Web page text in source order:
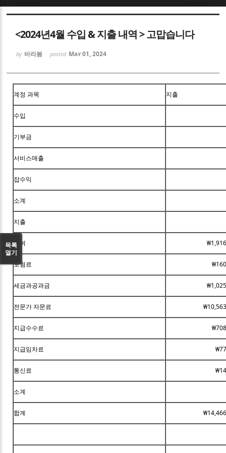
<2024년4월 수입 & 지출 내역 > 고맙습니다
by 바라봄 posted May 01, 2024
계정 과목 지출
수입
기부금
서비스매출
잡수익
소계
지출
급여
보험료
세금과공과금
전문가 자문료
지급수수료
지급임차료
통신료
소계
합계
목록
열기
Sketchbook5, 스케치북5
Sketchbook5, 스케치북5